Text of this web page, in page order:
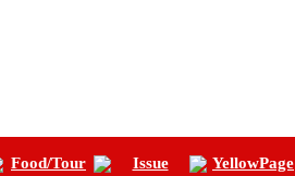
Food/Tour Issue YellowPage